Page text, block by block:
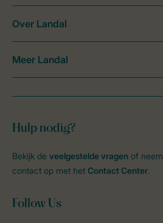
Hulp nodig?
Bekijk de veelgestelde vragen of neem
contact op met het Contact Center.
Follow Us
Over Landal
Meer Landal